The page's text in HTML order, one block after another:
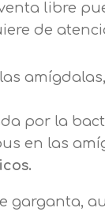
libre
de
por la
en las
garganta,